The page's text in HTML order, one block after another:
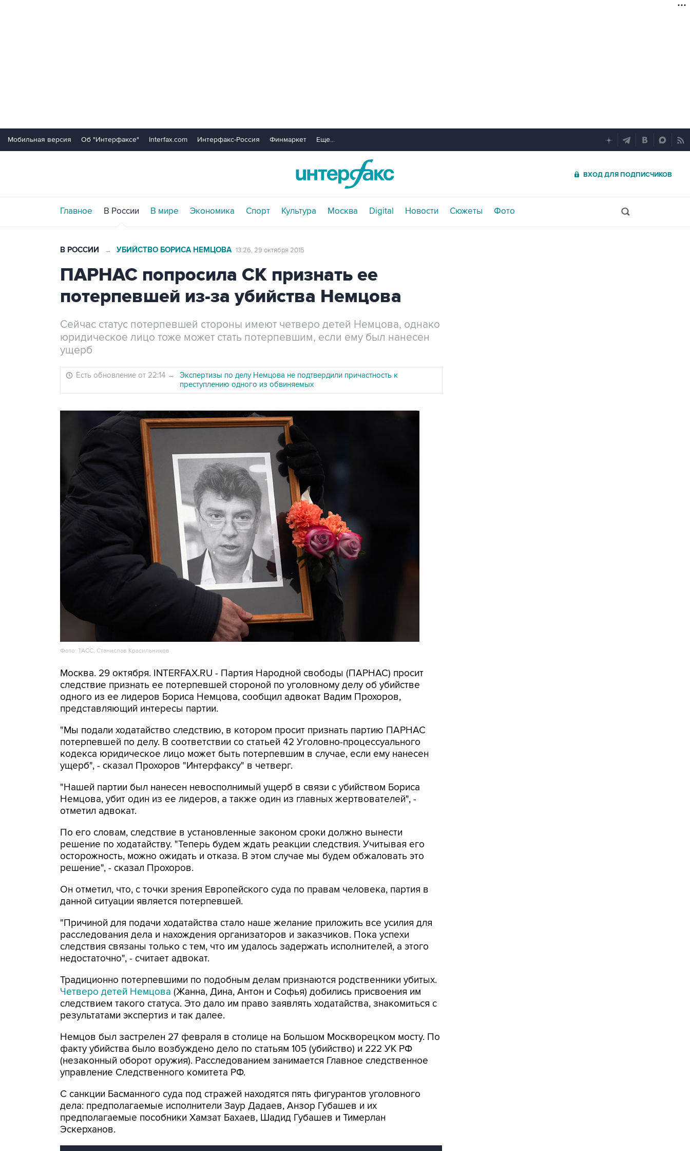
Мобильная версия Об "Интерфаксе" Interfax.com Интерфакс-Россия Финмаркет Еще...
ВХОД ДЛЯ ПОДПИСЧИКОВ
Главное В России В мире Экономика Спорт Культура Москва Digital Новости Сюжеты Фото
В РОССИИ → УБИЙСТВО БОРИСА НЕМЦОВА 13:26, 29 октября 2015
ПАРНАС попросила СК признать ее
потерпевшей из-за убийства Немцова
Сейчас статус потерпевшей стороны имеют четверо детей Немцова, однако
юридическое лицо тоже может стать потерпевшим, если ему был нанесен
ущерб
Есть обновление от 22:14 →
Экспертизы по делу Немцова не подтвердили причастность к
преступлению одного из обвиняемых
Фото: ТАСС, Станислав Красильников
Москва. 29 октября. INTERFAX.RU - Партия Народной свободы (ПАРНАС) просит
следствие признать ее потерпевшей стороной по уголовному делу об убийстве
одного из ее лидеров Бориса Немцова, сообщил адвокат Вадим Прохоров,
представляющий интересы партии.
"Мы подали ходатайство следствию, в котором просит признать партию ПАРНАС
потерпевшей по делу. В соответствии со статьей 42 Уголовно-процессуального
кодекса юридическое лицо может быть потерпевшим в случае, если ему нанесен
ущерб", - сказал Прохоров "Интерфаксу" в четверг.
"Нашей партии был нанесен невосполнимый ущерб в связи с убийством Бориса
Немцова, убит один из ее лидеров, а также один из главных жертвователей", -
отметил адвокат.
По его словам, следствие в установленные законом сроки должно вынести
решение по ходатайству. "Теперь будем ждать реакции следствия. Учитывая его
осторожность, можно ожидать и отказа. В этом случае мы будем обжаловать это
решение", - сказал Прохоров.
Он отметил, что, с точки зрения Европейского суда по правам человека, партия в
данной ситуации является потерпевшей.
"Причиной для подачи ходатайства стало наше желание приложить все усилия для
расследования дела и нахождения организаторов и заказчиков. Пока успехи
следствия связаны только с тем, что им удалось задержать исполнителей, а этого
недостаточно", - считает адвокат.
Традиционно потерпевшими по подобным делам признаются родственники убитых.
Четверо детей Немцова (Жанна, Дина, Антон и Софья) добились присвоения им
следствием такого статуса. Это дало им право заявлять ходатайства, знакомиться с
результатами экспертиз и так далее.
Немцов был застрелен 27 февраля в столице на Большом Москворецком мосту. По
факту убийства было возбуждено дело по статьям 105 (убийство) и 222 УК РФ
(незаконный оборот оружия). Расследованием занимается Главное следственное
управление Следственного комитета РФ.
С санкции Басманного суда под стражей находятся пять фигурантов уголовного
дела: предполагаемые исполнители Заур Дадаев, Анзор Губашев и их
предполагаемые пособники Хамзат Бахаев, Шадид Губашев и Тимерлан
Эскерханов.